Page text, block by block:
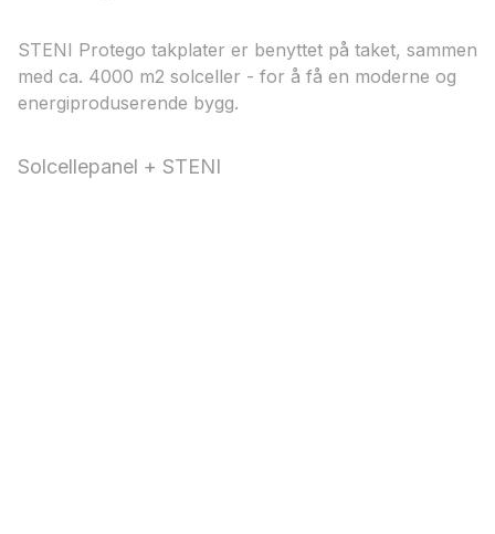
STENI Protego takplater er benyttet på taket, sammen
med ca. 4000 m2 solceller - for å få en moderne og
energiproduserende bygg.
Solcellepanel + STENI